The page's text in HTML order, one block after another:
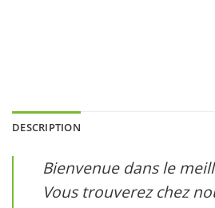
DESCRIPTION
Bienvenue dans le
Vous trouverez chez